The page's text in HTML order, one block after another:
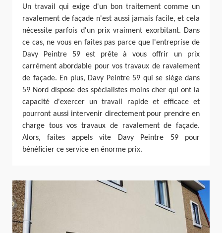
Un travail qui exige d'un bon traitement comme un
ravalement de façade n'est aussi jamais facile, et cela
nécessite parfois d'un prix vraiment exorbitant. Dans
ce cas, ne vous en faites pas parce que l'entreprise de
Davy Peintre 59 est prête à vous offrir un prix
carrément abordable pour vos travaux de ravalement
de façade. En plus, Davy Peintre 59 qui se siège dans
59 Nord dispose des spécialistes moins cher qui ont la
capacité d'exercer un travail rapide et efficace et
pourront aussi intervenir directement pour prendre en
charge tous vos travaux de ravalement de façade.
Alors, faites appels vite Davy Peintre 59 pour
bénéficier ce service en énorme prix.